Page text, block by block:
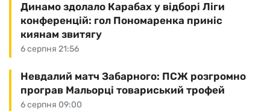
6 серпня 21:56
Динамо здолало Карабах у відборі Ліги
конференцій: гол Пономаренка приніс
киянам звитягу
6 серпня 09:00
Невдалий матч Забарного: ПСЖ розгромно
програв Мальорці товариський трофей